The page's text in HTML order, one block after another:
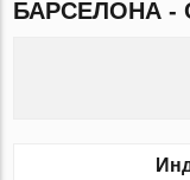
БАРСЕЛОНА -